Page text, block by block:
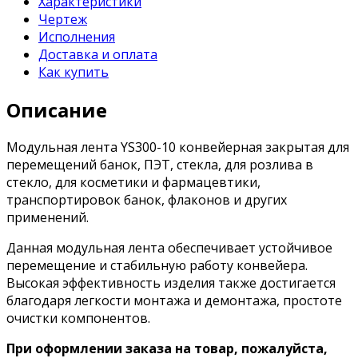
Чертеж
Исполнения
Доставка и оплата
Как купить
Описание
Модульная лента YS300-10 конвейерная закрытая для
перемещений банок, ПЭТ, стекла, для розлива в
стекло, для косметики и фармацевтики,
транспортировок банок, флаконов и других
применений.
Данная модульная лента обеспечивает устойчивое
перемещение и стабильную работу конвейера.
Высокая эффективность изделия также достигается
благодаря легкости монтажа и демонтажа, простоте
очистки компонентов.
При оформлении заказа на товар, пожалуйста,